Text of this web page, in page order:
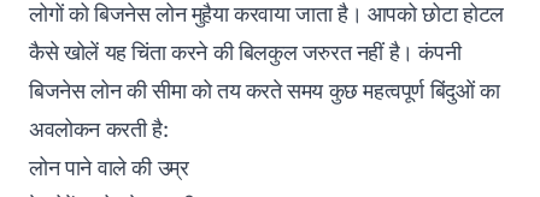
लोगों को बिजनेस लोन मुहैया करवाया जाता है। आपको छोटा होटल
कैसे खोलें यह चिंता करने की बिलकुल जरुरत नहीं है। कंपनी
बिजनेस लोन की सीमा को तय करते समय कुछ महत्वपूर्ण बिंदुओं का
अवलोकन करती है:
लोन पाने वाले की उम्र